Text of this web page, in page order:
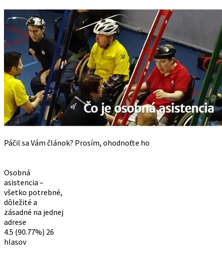
Páčil sa Vám článok? Prosím, ohodnoťte ho
Osobná
asistencia –
všetko potrebné,
dôležité a
zásadné na jednej
adrese
4.5 (90.77%) 26
hlasov